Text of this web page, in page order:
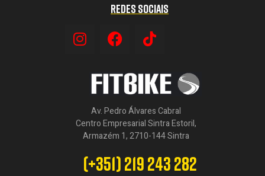
REDES SOCIAIS
Av. Pedro Álvares Cabral
Centro Empresarial Sintra Estoril,
Armazém 1, 2710-144 Sintra
(+351) 219 243 282